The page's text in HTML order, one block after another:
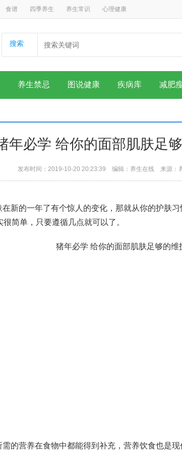
食谱 四季养生 养生常识 心理健康
搜索
养生禁忌 图说健康 疾病库 减肥
年必学 给你的面部肌肤足
发布时间：2019-10-20 20:23:39 编辑： 养生在线来源：
新的一年了有个惊人的变化，那就从你的护肤
简单，只要遵循几点就可以了。
的营养在食物中都能得到补充，营养饮食也是